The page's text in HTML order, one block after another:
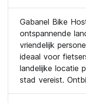
Gabanel Bike
ontspannende
vriendelijk
ideaal voor
landelijke locatie
stad vereist.